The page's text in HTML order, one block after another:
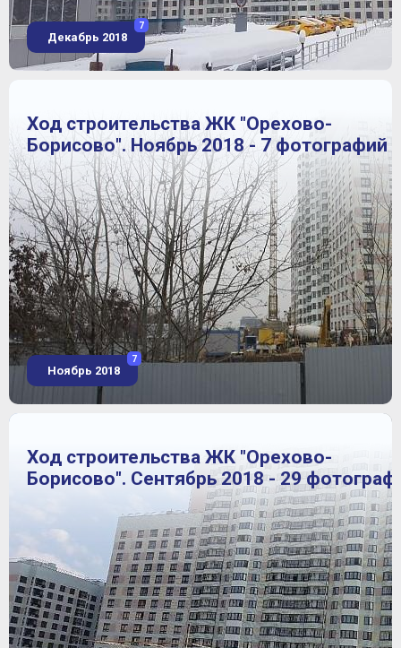
Декабрь 2018
7
Ход строительства ЖК "Орехово-
Борисово". Ноябрь 2018 - 7 фотографий
Ноябрь 2018
7
Ход строительства ЖК "Орехово-
Борисово". Сентябрь 2018 - 29